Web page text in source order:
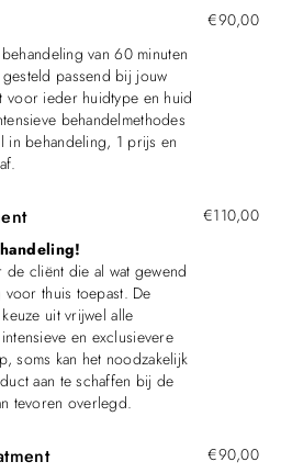
€90,00
van 60 minuten
passend bij jouw
voor ieder huidtype en huid
behandelmethodes
in behandeling, 1 prijs en
€110,00
cliënt die al wat gewend
thuis toepast. De
uit vrijwel alle
en exclusievere
soms kan het noodzakelijk
aan te schaffen bij de
tevoren overlegd.
€90,00